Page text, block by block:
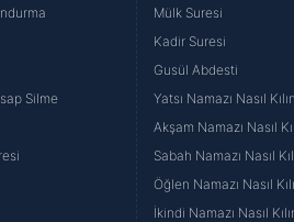
kısa süren bu birlikteliğin
Kızları sekiz yaşındayken,
Yaşar Hanım'la üçüncü
sürdürdüğü Şadan Hanım ile
girişimiyle, 2005 yılında,
kaleme aldığı yazılardan
1998 yılında, T.C. Kültür
Silme
Mülk Suresi
Kadir Suresi
Gusül Abdesti
Yatsı Namazı Nasıl
Akşam Namazı Nasıl
Sabah Namazı Nasıl
Öğlen Namazı Nasıl
İkindi Namazı Nasıl